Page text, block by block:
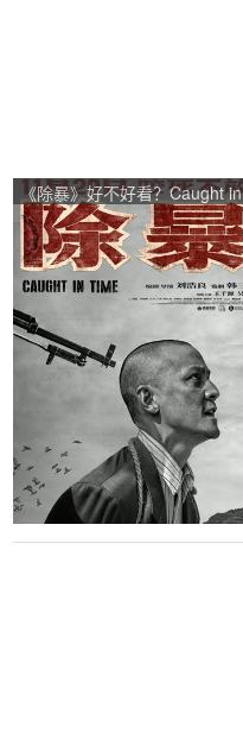
《除暴》好不好看？Caught in
Time观众点评及剧本